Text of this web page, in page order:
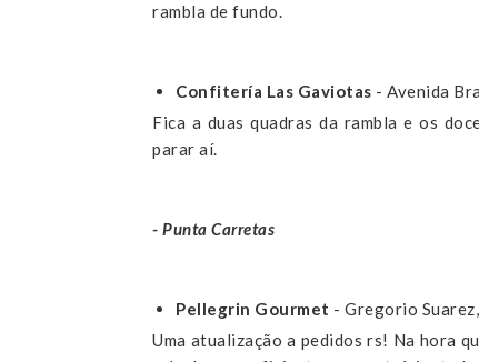
rambla de fundo.
Confitería Las Gaviotas - Avenida
Fica a duas quadras da rambla e os
parar aí.
- Punta Carretas
Pellegrin Gourmet - Gregorio
Uma atualização a pedidos rs! Na hora